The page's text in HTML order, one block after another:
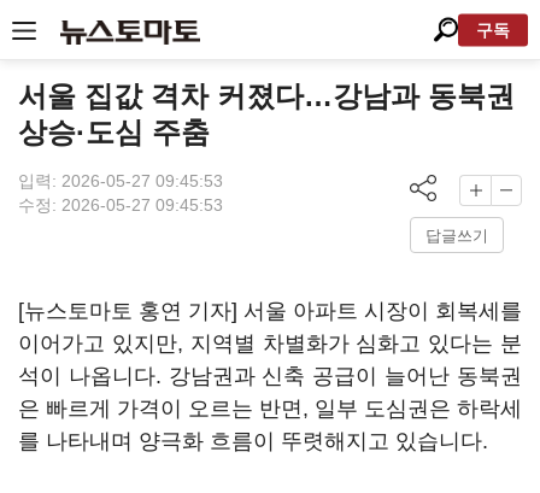
구독
서울 집값 격차 커졌다…강남과 동북권
상승·도심 주춤
입력: 2026-05-27 09:45:53
수정: 2026-05-27 09:45:53
답글쓰기
[뉴스토마토 홍연 기자] 서울 아파트 시장이 회복세를
이어가고 있지만, 지역별 차별화가 심화고 있다는 분
석이 나옵니다. 강남권과 신축 공급이 늘어난 동북권
은 빠르게 가격이 오르는 반면, 일부 도심권은 하락세
를 나타내며 양극화 흐름이 뚜렷해지고 있습니다.